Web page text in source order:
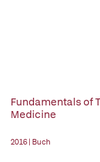
Fundamentals of
Medicine
2016 | Buch